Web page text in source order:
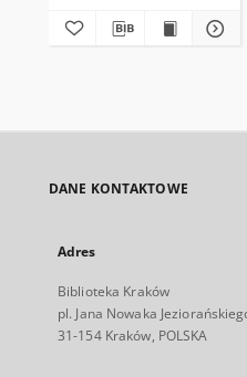
DANE KONTAKTOWE
Adres
Biblioteka Kraków
pl. Jana Nowaka
31-154 Kraków, POLSKA